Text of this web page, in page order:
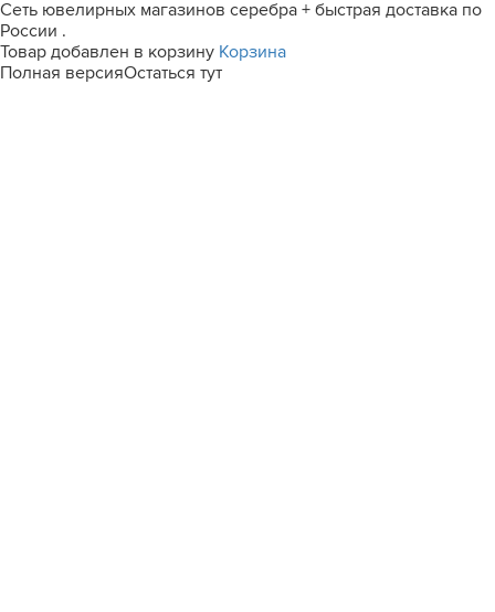
Сеть ювелирных магазинов серебра + быстрая доставка по
России .
Товар добавлен в корзину Корзина
Полная версияОстаться тут